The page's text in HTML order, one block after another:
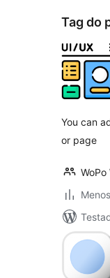
Tag do
You can
or page
WoPo